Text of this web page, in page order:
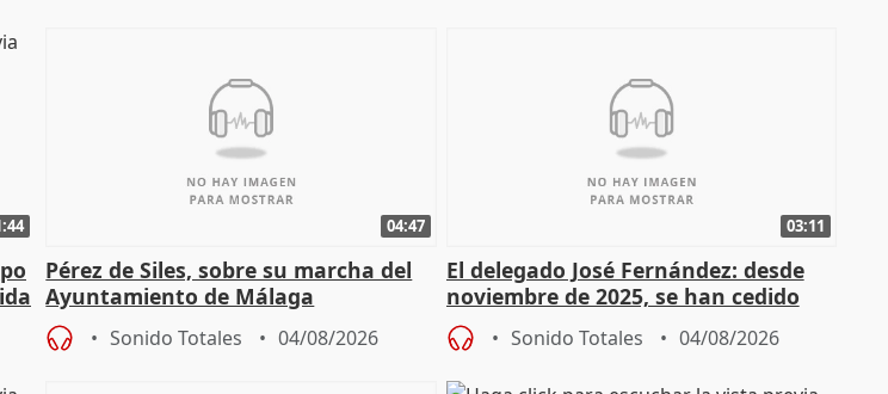
04:47
Pérez de Siles, sobre su marcha del
Ayuntamiento de Málaga
Sonido Totales 04/08/2026
03:11
El delegado José Fernández: desde
noviembre de 2025, se han cedido
9.810 ayudas por nacimiento
Sonido Totales 04/08/2026